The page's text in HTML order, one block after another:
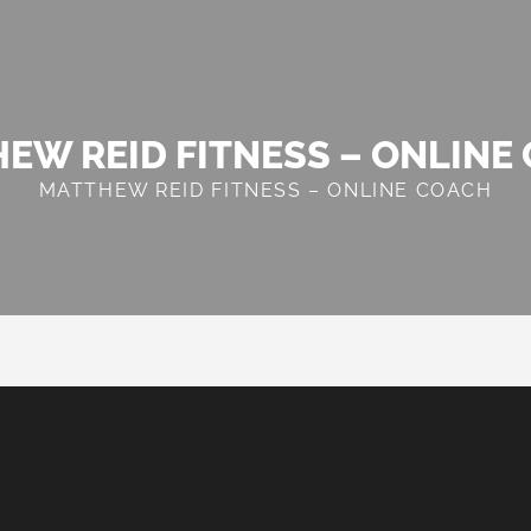
REID FITNESS – ONLINE
MATTHEW REID FITNESS – ONLINE COACH